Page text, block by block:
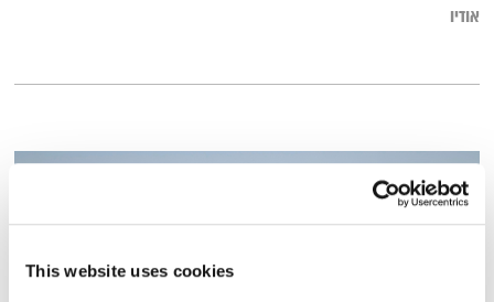
This website uses cookies
אודיו